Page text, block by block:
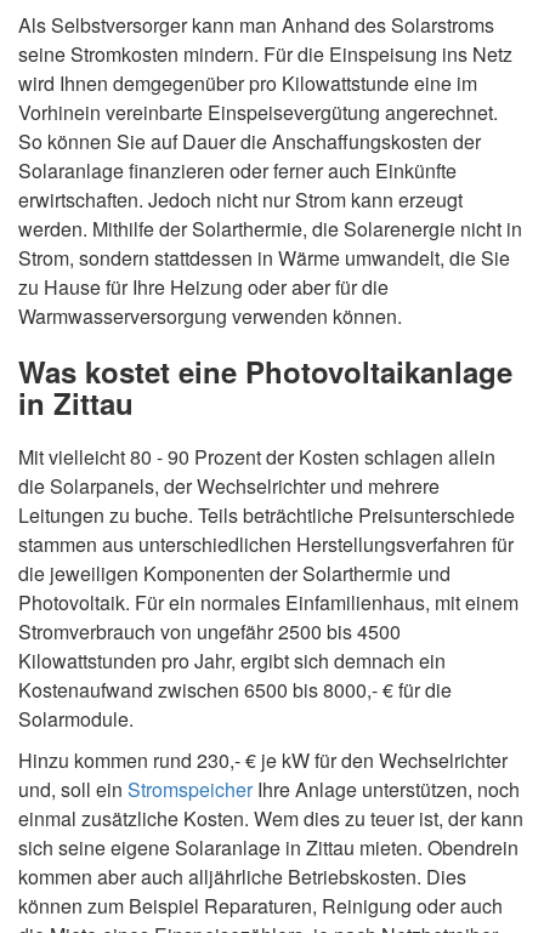
Als Selbstversorger kann man Anhand des Solarstroms
seine Stromkosten mindern. Für die Einspeisung ins Netz
wird Ihnen demgegenüber pro Kilowattstunde eine im
Vorhinein vereinbarte Einspeisevergütung angerechnet.
So können Sie auf Dauer die Anschaffungskosten der
Solaranlage finanzieren oder ferner auch Einkünfte
erwirtschaften. Jedoch nicht nur Strom kann erzeugt
werden. Mithilfe der Solarthermie, die Solarenergie nicht in
Strom, sondern stattdessen in Wärme umwandelt, die Sie
zu Hause für Ihre Heizung oder aber für die
Warmwasserversorgung verwenden können.
Was kostet eine Photovoltaikanlage
in Zittau
Mit vielleicht 80 - 90 Prozent der Kosten schlagen allein
die Solarpanels, der Wechselrichter und mehrere
Leitungen zu buche. Teils beträchtliche Preisunterschiede
stammen aus unterschiedlichen Herstellungsverfahren für
die jeweiligen Komponenten der Solarthermie und
Photovoltaik. Für ein normales Einfamilienhaus, mit einem
Stromverbrauch von ungefähr 2500 bis 4500
Kilowattstunden pro Jahr, ergibt sich demnach ein
Kostenaufwand zwischen 6500 bis 8000,- € für die
Solarmodule.
Hinzu kommen rund 230,- € je kW für den Wechselrichter
und, soll ein StromspeicherIhre Anlage unterstützen, noch
einmal zusätzliche Kosten. Wem dies zu teuer ist, der kann
sich seine eigene Solaranlage in Zittau mieten. Obendrein
kommen aber auch alljährliche Betriebskosten. Dies
können zum Beispiel Reparaturen, Reinigung oder auch